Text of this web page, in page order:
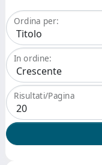
Ordina per:
In ordine:
Risultati/Pagina